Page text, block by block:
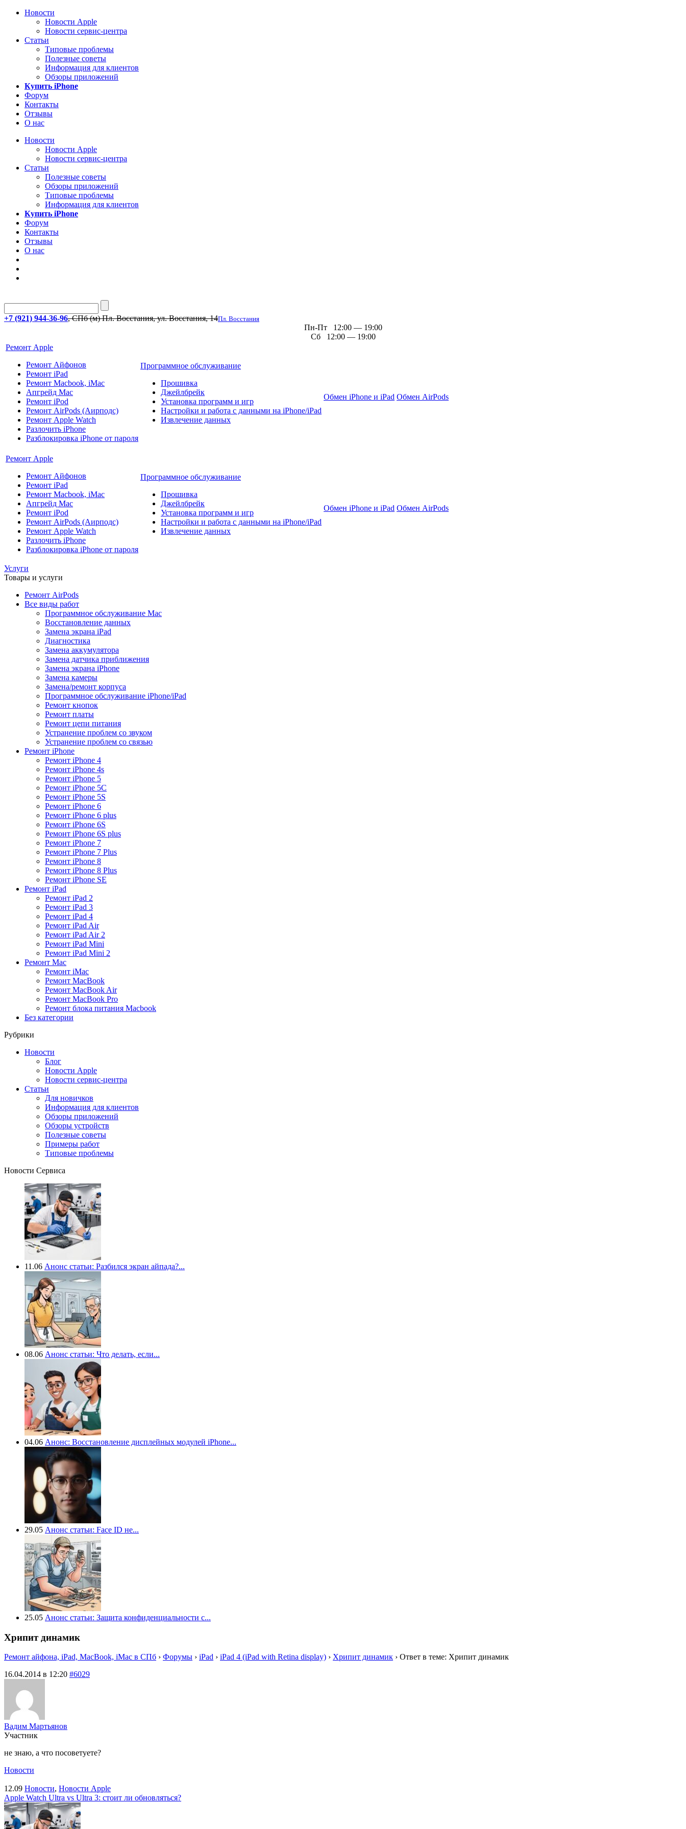
Новости
Новости Apple
Новости сервис-центра
Статьи
Типовые проблемы
Полезные советы
Информация для клиентов
Обзоры приложений
Купить iPhone
Форум
Контакты
Отзывы
О нас
Новости
Новости Apple
Новости сервис-центра
Статьи
Полезные советы
Обзоры приложений
Типовые проблемы
Информация для клиентов
Купить iPhone
Форум
Контакты
Отзывы
О нас
+7 (921) 944-36-96, СПб (м) Пл. Восстания, ул. Восстания, 14Пл. Восстания
Пн-Пт 12:00 — 19:00
Сб 12:00 — 19:00
Ремонт Apple
Ремонт Айфонов
Ремонт iPad
Ремонт Macbook, iMac
Апгрейд Mac
Ремонт iPod
Ремонт AirPods (Аирподс)
Ремонт Apple Watch
Разлочить iPhone
Разблокировка iPhone от пароля
Программное обслуживание
Прошивка
Джейлбрейк
Установка программ и игр
Настройки и работа с данными на iPhone/iPad
Извлечение данных
Обмен iPhone и iPad Обмен AirPods
Ремонт Apple
Ремонт Айфонов
Ремонт iPad
Ремонт Macbook, iMac
Апгрейд Mac
Ремонт iPod
Ремонт AirPods (Аирподс)
Ремонт Apple Watch
Разлочить iPhone
Разблокировка iPhone от пароля
Программное обслуживание
Прошивка
Джейлбрейк
Установка программ и игр
Настройки и работа с данными на iPhone/iPad
Извлечение данных
Обмен iPhone и iPad Обмен AirPods
Услуги
Товары и услуги
Ремонт AirPods
Все виды работ
Программное обслуживание Mac
Восстановление данных
Замена экрана iPad
Диагностика
Замена аккумулятора
Замена датчика приближения
Замена экрана iPhone
Замена камеры
Замена/ремонт корпуса
Программное обслуживание iPhone/iPad
Ремонт кнопок
Ремонт платы
Ремонт цепи питания
Устранение проблем со звуком
Устранение проблем со связью
Ремонт iPhone
Ремонт iPhone 4
Ремонт iPhone 4s
Ремонт iPhone 5
Ремонт iPhone 5C
Ремонт iPhone 5S
Ремонт iPhone 6
Ремонт iPhone 6 plus
Ремонт iPhone 6S
Ремонт iPhone 6S plus
Ремонт iPhone 7
Ремонт iPhone 7 Plus
Ремонт iPhone 8
Ремонт iPhone 8 Plus
Ремонт iPhone SE
Ремонт iPad
Ремонт iPad 2
Ремонт iPad 3
Ремонт iPad 4
Ремонт iPad Air
Ремонт iPad Air 2
Ремонт iPad Mini
Ремонт iPad Mini 2
Ремонт Mac
Ремонт iMac
Ремонт MacBook
Ремонт MacBook Air
Ремонт MacBook Pro
Ремонт блока питания Macbook
Без категории
Рубрики
Новости
Блог
Новости Apple
Новости сервис-центра
Статьи
Для новичков
Информация для клиентов
Обзоры приложений
Обзоры устройств
Полезные советы
Примеры работ
Типовые проблемы
Новости Сервиса
11.06 Анонс статьи: Разбился экран айпада?...
08.06 Анонс статьи: Что делать, если...
04.06 Анонс: Восстановление дисплейных модулей iPhone...
29.05 Анонс статьи: Face ID не...
25.05 Анонс статьи: Защита конфиденциальности с...
Хрипит динамик
Ремонт айфона, iPad, MacBook, iMac в СПб › Форумы › iPad › iPad 4 (iPad with Retina display) › Хрипит динамик › Ответ в теме: Хрипит динамик
16.04.2014 в 12:20 #6029
Вадим Мартьянов
Участник
не знаю, а что посоветуете?
Новости
12.09 Новости, Новости Apple
Apple Watch Ultra vs Ultra 3: стоит ли обновляться?